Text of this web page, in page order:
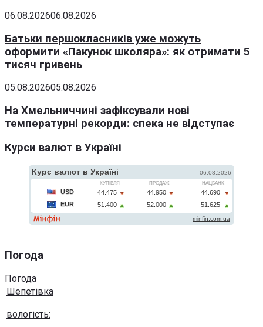
06.08.202606.08.2026
Батьки першокласників уже можуть
оформити «Пакунок школяра»: як отримати 5
тисяч гривень
05.08.202605.08.2026
На Хмельниччині зафіксували нові
температурні рекорди: спека не відступає
Курси валют в Україні
Погода
Погода
Шепетівка
вологість: